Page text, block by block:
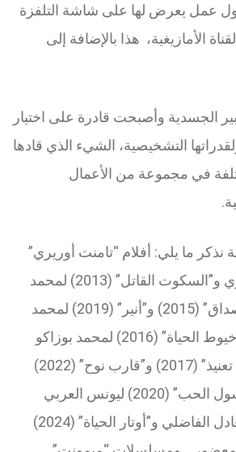
عمل يعرض لها على شاشة التلفزة
الأمازيغية، هذا بالإضافة إلى
الجسدية وأصبحت قادرة على اختيار
ولقدراتها التشخيصية، الشيء الذي قادها
في مجموعة من الأعمال
نذكر ما يلي: أفلام “تامنت أوريري”
(2010) لعلي الطاهري و”السكوت القاتل” (2013) لمحمد
فوزي (أكسيل) و”الصداق” (2015) و”أنير” (2019) لمحمد
الشريف الطريبق و”خيوط الحياة” (2016) لمحمد بوزاكو
وخالد معضور و”مين تعنيذ” (2017) و”قارب نوح” (2022)
لمحمد بوزاكو و”مرسول الحب” (2020) ليونس العربي
و”الرسام” (2021) لعادل الفاضلي و”أوتار الحياة” (2024)